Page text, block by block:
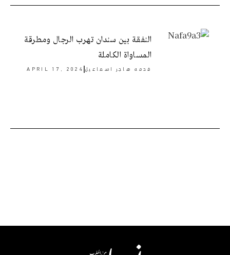
النفقة بين سندان تهرب الرجال ومطرقة
المساواة الكاملة
قدمه هاجر اسماعيل APRIL 17, 2024